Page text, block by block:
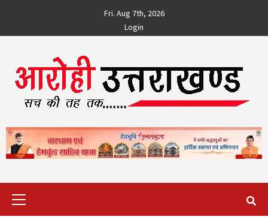
content
Fri. Aug 7th, 2026
Login